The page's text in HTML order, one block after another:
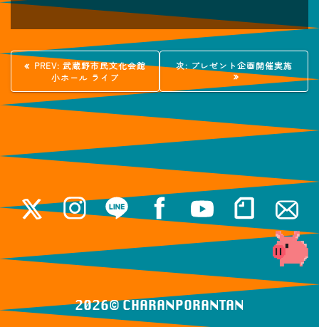
投
稿
ビ
ゲ
ー
シ
ン
PREV: 過
去
投
稿:
武蔵野市民文化会館
小ホール ライブ
次: 次
投
稿:
プレゼント企画開催実施
2026© ️CHARANPORANTAN